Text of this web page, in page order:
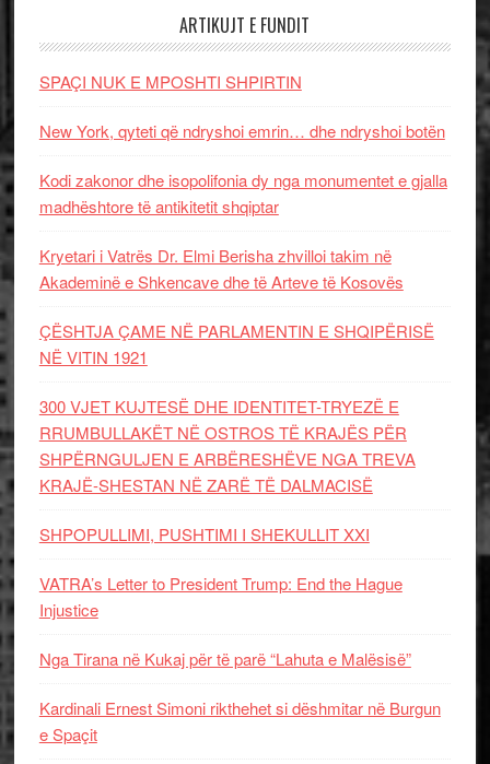
ARTIKUJT E FUNDIT
SPAÇI NUK E MPOSHTI SHPIRTIN
New York, qyteti që ndryshoi emrin… dhe ndryshoi botën
Kodi zakonor dhe isopolifonia dy nga monumentet e gjalla
madhështore të antikitetit shqiptar
Kryetari i Vatrës Dr. Elmi Berisha zhvilloi takim në
Akademinë e Shkencave dhe të Arteve të Kosovës
ÇËSHTJA ÇAME NË PARLAMENTIN E SHQIPËRISË
NË VITIN 1921
300 VJET KUJTESË DHE IDENTITET-TRYEZË E
RRUMBULLAKËT NË OSTROS TË KRAJËS PËR
SHPËRNGULJEN E ARBËRESHËVE NGA TREVA
KRAJË-SHESTAN NË ZARË TË DALMACISË
SHPOPULLIMI, PUSHTIMI I SHEKULLIT XXI
VATRA’s Letter to President Trump: End the Hague
Injustice
Nga Tirana në Kukaj për të parë “Lahuta e Malësisë”
Kardinali Ernest Simoni rikthehet si dëshmitar në Burgun
e Spaçit